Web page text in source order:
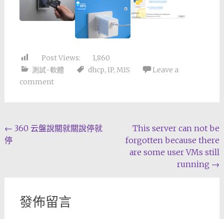
Post Views:
1,860
測試-軟體
dhcp, IP, MIS
Leave a
comment
Post
navigation
← 360 云盤說關就關說停就
停
This server can not be
forgotten because there
are some user VMs still
running →
發佈留言